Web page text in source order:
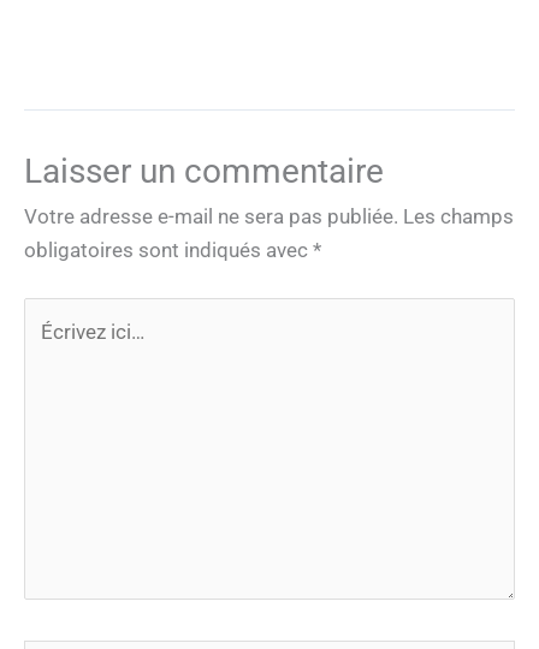
Laisser un commentaire
Votre adresse e-mail ne sera pas publiée. Les champs
obligatoires sont indiqués avec *
ici…